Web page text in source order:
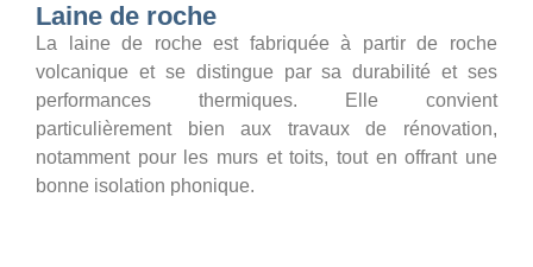
Laine de roche
La laine de roche est fabriquée à partir de roche
volcanique et se distingue par sa durabilité et ses
performances thermiques. Elle convient
particulièrement bien aux travaux de rénovation,
notamment pour les murs et toits, tout en offrant une
bonne isolation phonique.